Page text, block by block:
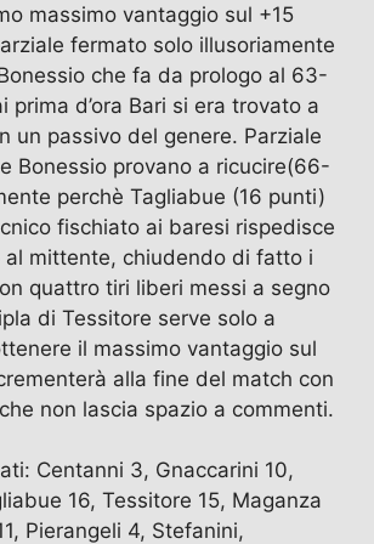
massimo vantaggio sul +15
fermato solo illusoriamente
che fa da prologo al 63-
prima d’ora Bari si era trovato a
un passivo del genere. Parziale
Bonessio provano a ricucire(66-
perchè Tagliabue (16 punti)
fischiato ai baresi rispedisce
al mittente, chiudendo di fatto i
quattro tiri liberi messi a segno
di Tessitore serve solo a
il massimo vantaggio sul
alla fine del match con
non lascia spazio a commenti.
Centanni 3, Gnaccarini 10,
16, Tessitore 15, Maganza
Pierangeli 4, Stefanini,